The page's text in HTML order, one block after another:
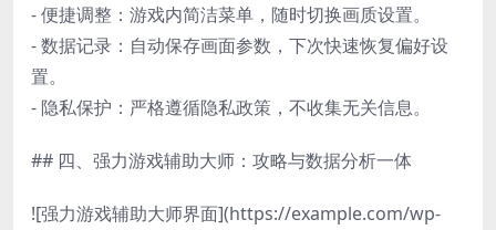
- 便捷调整：游戏内简洁菜单，随时切换画质设置。
- 数据记录：自动保存画面参数，下次快速恢复偏好设
置。
- 隐私保护：严格遵循隐私政策，不收集无关信息。
## 四、强力游戏辅助大师：攻略与数据分析一体
![强力游戏辅助大师界面](https://example.com/wp-